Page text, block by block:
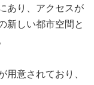
あり、アクセスが
新しい都市空間と
意されており、